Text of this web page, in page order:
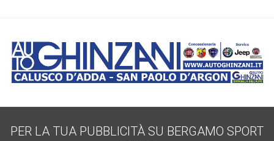
PER LA TUA PUBBLICITÀ SU BERGAMO SPORT